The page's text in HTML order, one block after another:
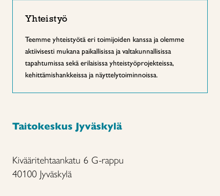
Yhteistyö
Teemme yhteistyötä eri toimijoiden kanssa ja olemme
aktiivisesti mukana paikallisissa ja valtakunnallisissa
tapahtumissa sekä erilaisissa yhteistyöprojekteissa,
kehittämishankkeissa ja näyttelytoiminnoissa.
Taitokeskus Jyväskylä
Kivääritehtaankatu 6 G-rappu
40100 Jyväskylä